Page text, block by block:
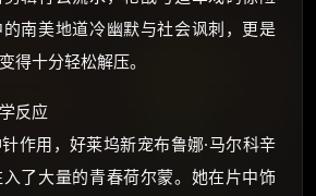
南美地道冷幽默与社会讽刺，更是
得十分轻松解压。
反应
作用，好莱坞新宠布鲁娜·马尔科辛
了大量的青春荷尔蒙。她在片中饰